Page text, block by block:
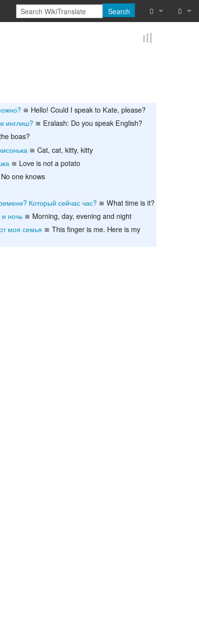
Search
≅ Hello! Could I speak to Kate, please?
инглиш? ≅ Eralash: Do you speak English?
boas?
≅ Cat, cat, kitty, kitty
≅ Love is not a potato
one knows
Который сейчас час? ≅ What time is it?
ночь ≅ Morning, day, evening and night
моя семья ≅ This finger is me. Here is my